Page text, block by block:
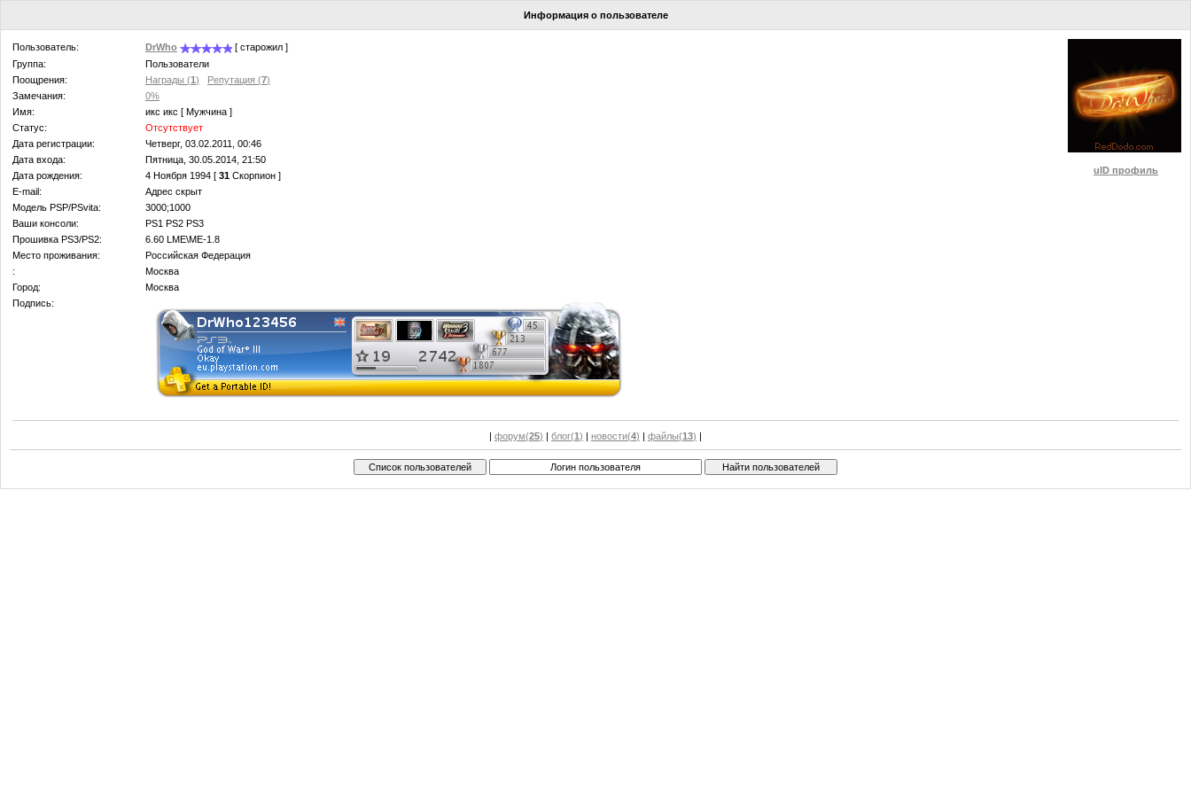
Информация о пользователе
uID профиль
Пользователь: DrWho
[ старожил ]
Группа:
Пользователи
Поощрения:
Награды (1) Репутация (7)
Замечания:
0%
Имя:
икс икс [ Мужчина ]
Статус:
Отсутствует
Дата регистрации:
Четверг, 03.02.2011, 00:46
Дата входа:
Пятница, 30.05.2014, 21:50
Дата рождения:
4 Ноября 1994 [ 31 Скорпион ]
E-mail:
Адрес скрыт
Модель PSP/PSvita:
3000;1000
Ваши консоли:
PS1 PS2 PS3
Прошивка PS3/PS2:
6.60 LМЕ\ME-1.8
Место проживания:
Российская Федерация
:
Москва
Город:
Москва
Подпись:
форум(25) блог(1 ) новости(4) файлы(13)